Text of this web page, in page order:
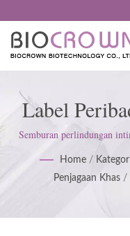
Label
Penjagaan
GMP Sejak
Semburan perlindungan
kepada pembangunan
dan Amalan Pengilangan
Home /
Penjagaan Khas /